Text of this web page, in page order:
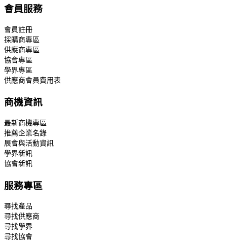
會員服務
會員註冊
採購商專區
供應商專區
協會專區
學界專區
供應商會員費用表
商機資訊
最新商機專區
推薦企業名錄
展會與活動資訊
學界新訊
協會新訊
服務專區
尋找產品
尋找供應商
尋找學界
尋找協會